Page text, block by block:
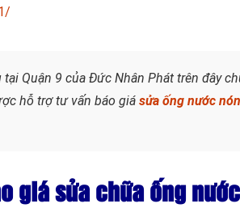
Quận 9 của Đức Nhân Phát trên đây
hỗ trợ tư vấn báo giá sửa ống nước
giá sửa chữa ống